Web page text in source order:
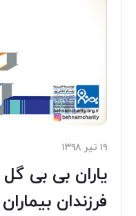
۱۹ تیر ۱۳۹۸
یاران بی بی
فرزندان بیماران